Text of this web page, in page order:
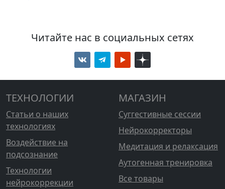
Читайте нас в социальных сетях
ТЕХНОЛОГИИ
Статьи о наших
технологиях
Воздействие на
подсознание
Технологии
нейрокоррекции
МАГАЗИН
Суггестивные сессии
Нейрокорректоры
Медитация и релаксация
Аутогенная тренировка
Все товары